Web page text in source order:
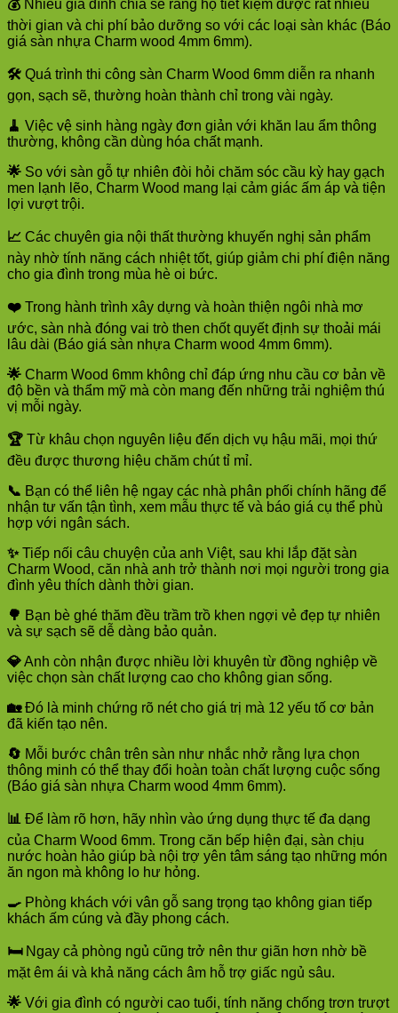
💰 Nhiều gia đình chia sẻ rằng họ tiết kiệm được rất nhiều
thời gian và chi phí bảo dưỡng so với các loại sàn khác (Báo
giá sàn nhựa Charm wood 4mm 6mm).
🛠️ Quá trình thi công sàn Charm Wood 6mm diễn ra nhanh
gọn, sạch sẽ, thường hoàn thành chỉ trong vài ngày.
🧹 Việc vệ sinh hàng ngày đơn giản với khăn lau ẩm thông
thường, không cần dùng hóa chất mạnh.
🌟 So với sàn gỗ tự nhiên đòi hỏi chăm sóc cầu kỳ hay gạch
men lạnh lẽo, Charm Wood mang lại cảm giác ấm áp và tiện
lợi vượt trội.
📈 Các chuyên gia nội thất thường khuyến nghị sản phẩm
này nhờ tính năng cách nhiệt tốt, giúp giảm chi phí điện năng
cho gia đình trong mùa hè oi bức.
❤️ Trong hành trình xây dựng và hoàn thiện ngôi nhà mơ
ước, sàn nhà đóng vai trò then chốt quyết định sự thoải mái
lâu dài (Báo giá sàn nhựa Charm wood 4mm 6mm).
🌟 Charm Wood 6mm không chỉ đáp ứng nhu cầu cơ bản về
độ bền và thẩm mỹ mà còn mang đến những trải nghiệm thú
vị mỗi ngày.
🏆 Từ khâu chọn nguyên liệu đến dịch vụ hậu mãi, mọi thứ
đều được thương hiệu chăm chút tỉ mỉ.
📞 Bạn có thể liên hệ ngay các nhà phân phối chính hãng để
nhận tư vấn tận tình, xem mẫu thực tế và báo giá cụ thể phù
hợp với ngân sách.
✨Tiếp nối câu chuyện của anh Việt, sau khi lắp đặt sàn
Charm Wood, căn nhà anh trở thành nơi mọi người trong gia
đình yêu thích dành thời gian.
🌳 Bạn bè ghé thăm đều trầm trồ khen ngợi vẻ đẹp tự nhiên
và sự sạch sẽ dễ dàng bảo quản.
💎Anh còn nhận được nhiều lời khuyên từ đồng nghiệp về
việc chọn sàn chất lượng cao cho không gian sống.
🏡Đó là minh chứng rõ nét cho giá trị mà 12 yếu tố cơ bản
đã kiến tạo nên.
🔄 Mỗi bước chân trên sàn như nhắc nhở rằng lựa chọn
thông minh có thể thay đổi hoàn toàn chất lượng cuộc sống
(Báo giá sàn nhựa Charm wood 4mm 6mm).
📊 Để làm rõ hơn, hãy nhìn vào ứng dụng thực tế đa dạng
của Charm Wood 6mm. Trong căn bếp hiện đại, sàn chịu
nước hoàn hảo giúp bà nội trợ yên tâm sáng tạo những món
ăn ngon mà không lo hư hỏng.
🍳 Phòng khách với vân gỗ sang trọng tạo không gian tiếp
khách ấm cúng và đầy phong cách.
🛏️Ngay cả phòng ngủ cũng trở nên thư giãn hơn nhờ bề
mặt êm ái và khả năng cách âm hỗ trợ giấc ngủ sâu.
🌟 Với gia đình có người cao tuổi, tính năng chống trơn trượt